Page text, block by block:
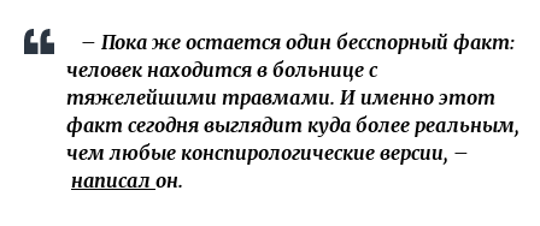
– Пока же остается один бесспорный факт:
человек находится в больнице с
тяжелейшими травмами. И именно этот
факт сегодня выглядит куда более реальным,
чем любые конспирологические версии, –
написал он.